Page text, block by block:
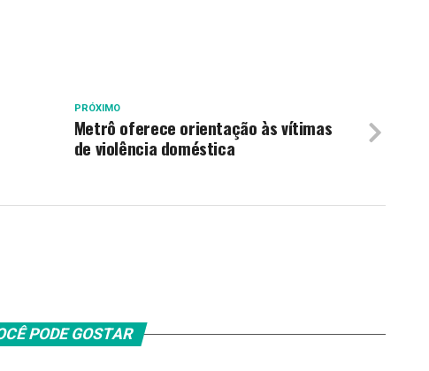
PRÓXIMO
Metrô oferece orientação às vítimas
de violência doméstica
PODE GOSTAR